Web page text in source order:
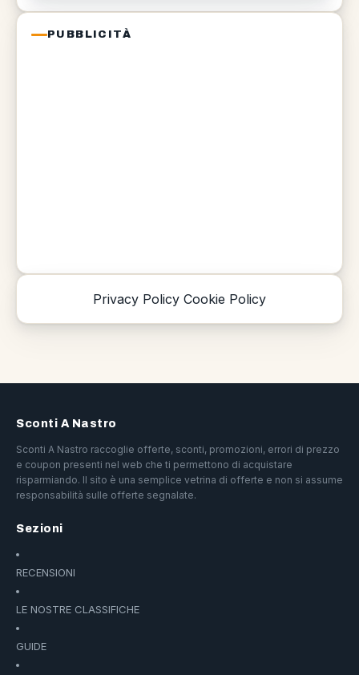
PUBBLICITÀ
Privacy Policy Cookie Policy
Sconti A Nastro
Sconti A Nastro raccoglie offerte, sconti, promozioni, errori di prezzo
e coupon presenti nel web che ti permettono di acquistare
risparmiando. Il sito è una semplice vetrina di offerte e non si assume
responsabilità sulle offerte segnalate.
Sezioni
RECENSIONI
LE NOSTRE CLASSIFICHE
GUIDE